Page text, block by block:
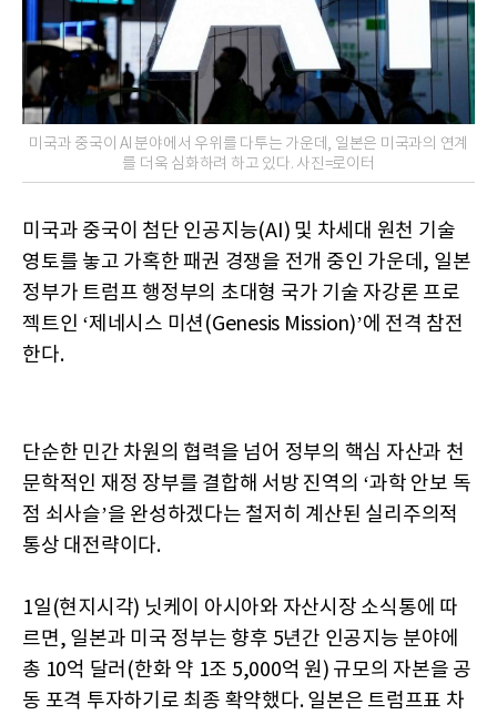
미국과 중국이 AI 분야에서 우위를 다투는 가운데, 일본은 미국과의 연계
를 더욱 심화하려 하고 있다. 사진=로이터
미국과 중국이 첨단 인공지능(AI) 및 차세대 원천 기술
영토를 놓고 가혹한 패권 경쟁을 전개 중인 가운데, 일본
정부가 트럼프 행정부의 초대형 국가 기술 자강론 프로
젝트인 ‘제네시스 미션(Genesis Mission)’에 전격 참전
한다.
단순한 민간 차원의 협력을 넘어 정부의 핵심 자산과 천
문학적인 재정 장부를 결합해 서방 진역의 ‘과학 안보 독
점 쇠사슬’을 완성하겠다는 철저히 계산된 실리주의적
통상 대전략이다.
1일(현지시각) 닛케이 아시아와 자산시장 소식통에 따
르면, 일본과 미국 정부는 향후 5년간 인공지능 분야에
총 10억 달러(한화 약 1조 5,000억 원) 규모의 자본을 공
동 포격 투자하기로 최종 확약했다. 일본은 트럼프표 차